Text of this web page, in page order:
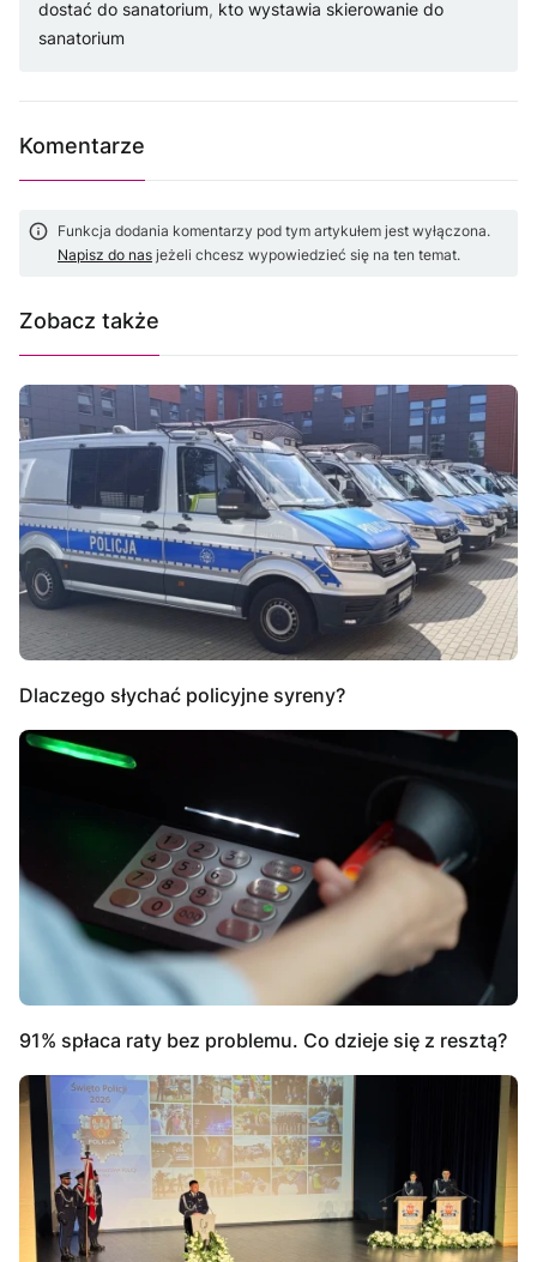
dostać do sanatorium, kto wystawia skierowanie do
sanatorium
Komentarze
Funkcja dodania komentarzy pod tym artykułem jest wyłączona.
Napisz do nas jeżeli chcesz wypowiedzieć się na ten temat.
Zobacz także
Dlaczego słychać policyjne syreny?
91% spłaca raty bez problemu. Co dzieje się z resztą?